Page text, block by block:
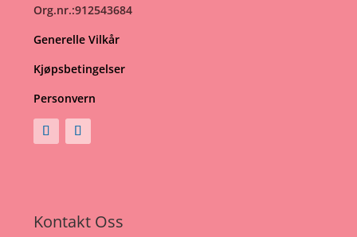
Org.nr.:912543684
Generelle Vilkår
Kjøpsbetingelser
Personvern
Kontakt Oss